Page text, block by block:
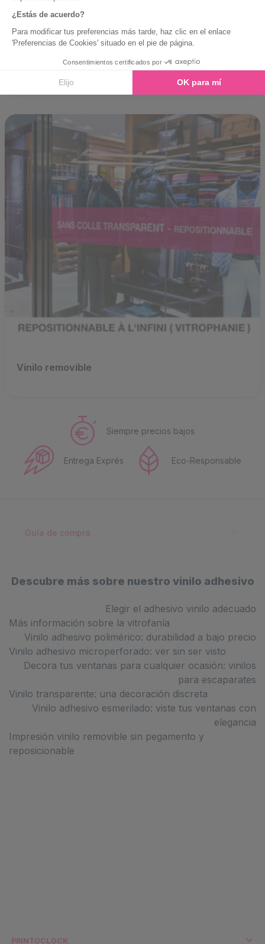
Vinilo adhesivo esmerilado
Vinilo removible
Siempre precios bajos
Entrega Exprés Eco-Responsable
Guía de compra
Descubre más sobre nuestro vinilo adhesivo
Elegir el adhesivo vinilo adecuado
Más información sobre la vitrofanía
Vinilo adhesivo polimérico: durabilidad a bajo precio
Vinilo adhesivo microperforado: ver sin ser visto
Decora tus ventanas para cualquier ocasión: vinilos
para escaparates
Vinilo transparente: una decoración discreta
Vinilo adhesivo esmerilado: viste tus ventanas con
elegancia
Impresión vinilo removible sin pegamento y
reposicionable
PRINTOCLOCK